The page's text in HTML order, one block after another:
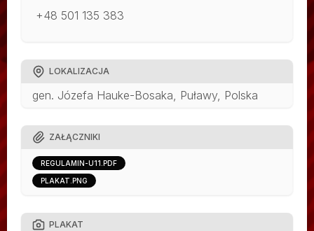
+48 501 135 383
LOKALIZACJA
gen. Józefa Hauke-Bosaka, Puławy, Polska
ZAŁĄCZNIKI
REGULAMIN-U11.PDF
PLAKAT.PNG
PLAKAT